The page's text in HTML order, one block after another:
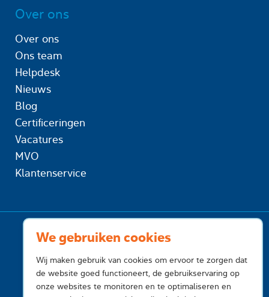
We gebruiken cookies
Wij maken gebruik van cookies om ervoor te zorgen dat
de website goed functioneert, de gebruikservaring op
onze websites te monitoren en te optimaliseren en
Over ons
Over ons
Ons team
Helpdesk
Nieuws
Blog
Certificeringen
Vacatures
MVO
Klantenservice